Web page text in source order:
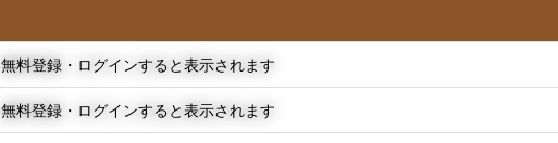
無料登録・ログインすると表示されます
無料登録・ログインすると表示されます